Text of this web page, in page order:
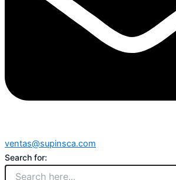
ventas@supinsca.com
Search for: